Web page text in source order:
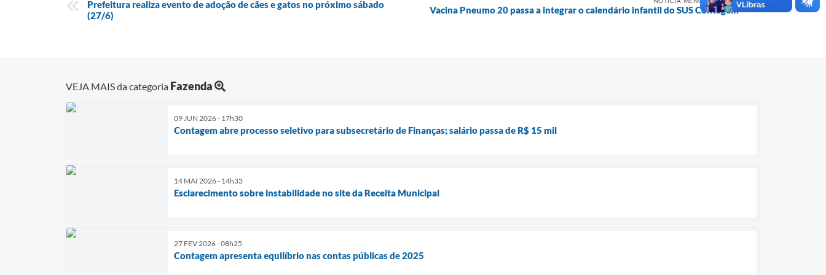
Prefeitura realiza evento de adoção de cães e gatos no próximo sábado
(27/6)
Vacina Pneumo 20 passa a integrar o calendário infantil do SUS Contagem
VEJA MAIS da categoria Fazenda
09 JUN 2026 - 17h30
Contagem abre processo seletivo para subsecretário de Finanças; salário passa de R$ 15 mil
14 MAI 2026 - 14h33
Esclarecimento sobre instabilidade no site da Receita Municipal
27 FEV 2026 - 08h25
Contagem apresenta equilíbrio nas contas públicas de 2025